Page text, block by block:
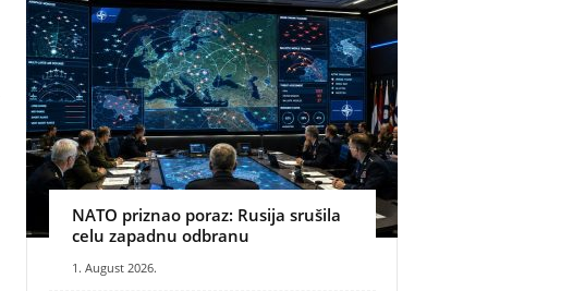
NATO priznao poraz: Rusija srušila
celu zapadnu odbranu
1. August 2026.